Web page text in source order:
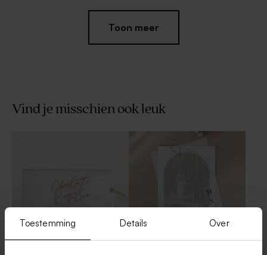
Toestemming Details Over
Acryl welkomstbord bruiloft
met foto in stolpvorm en
Toon meer
Vind je misschien ook leuk